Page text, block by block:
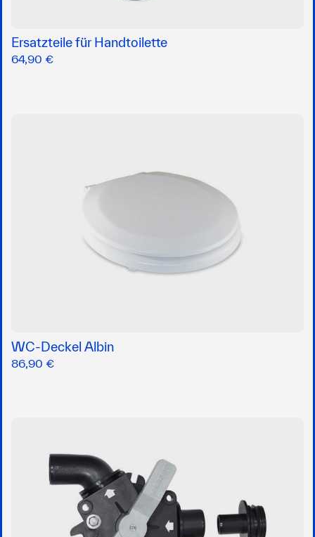
Ersatzteile für Handtoilette
64,90 €
WC-Deckel Albin
86,90 €